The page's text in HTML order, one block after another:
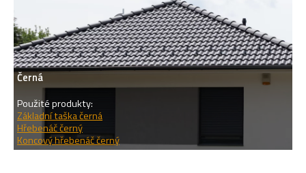
Černá
Použité produkty:
Základní taška černá
Hřebenáč černý
Koncový hřebenáč černý